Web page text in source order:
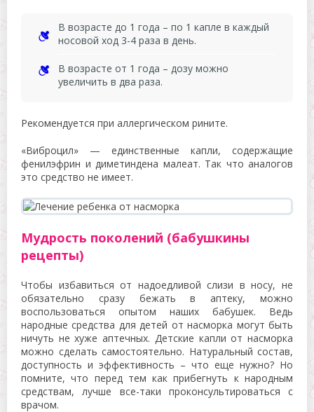
В возрасте до 1 года – по 1 капле в каждый
носовой ход 3-4 раза в день.
В возрасте от 1 года – дозу можно
увеличить в два раза.
Рекомендуется при аллергическом рините.
«Виброцил» — единственные капли, содержащие
фенилэфрин и диметиндена малеат. Так что аналогов
это средство не имеет.
Мудрость поколений (бабушкины
рецепты)
Чтобы избавиться от надоедливой слизи в носу, не
обязательно сразу бежать в аптеку, можно
воспользоваться опытом наших бабушек. Ведь
народные средства для детей от насморка могут быть
ничуть не хуже аптечных. Детские капли от насморка
можно сделать самостоятельно. Натуральный состав,
доступность и эффективность – что еще нужно? Но
помните, что перед тем как прибегнуть к народным
средствам, лучше все-таки проконсультироваться с
врачом.